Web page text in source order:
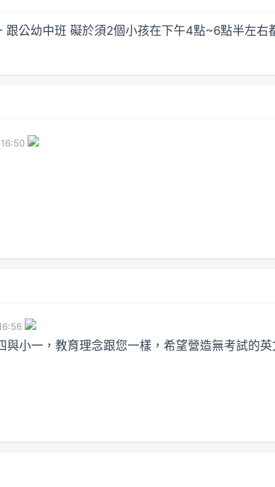
跟公幼中班 礙於須2個小孩在下午4點~6點半左
與小一，教育理念跟您一樣，希望營造無考試的